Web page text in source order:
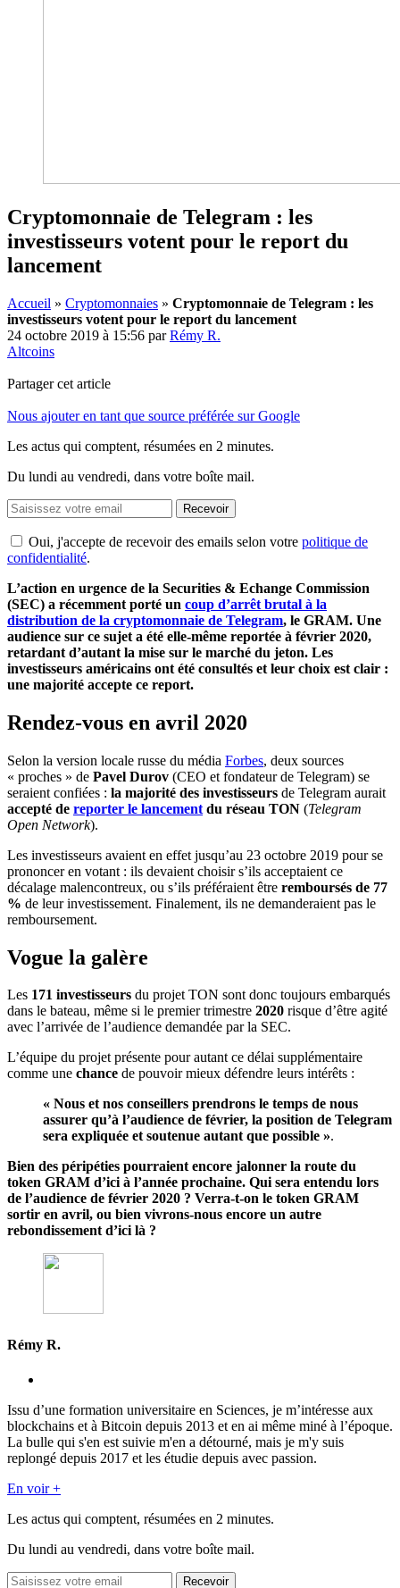
Cryptomonnaie de Telegram : les
investisseurs votent pour le report du
lancement
Accueil » Cryptomonnaies » Cryptomonnaie de Telegram : les
investisseurs votent pour le report du lancement
24 octobre 2019 à 15:56 parRémy R.
Altcoins
Partager cet article
Nous ajouter en tant que source préférée sur Google
Les actus qui comptent, résumées en 2 minutes.
Du lundi au vendredi, dans votre boîte mail.
Recevoir
Oui, j'accepte de recevoir des emails selon votre politique de
confidentialité.
L’action en urgence de la Securities & Echange Commission
(SEC) a récemment porté un coup d’arrêt brutal à la
distribution de la cryptomonnaie de Telegram, le GRAM. Une
audience sur ce sujet a été elle-même reportée à février 2020,
retardant d’autant la mise sur le marché du jeton. Les
investisseurs américains ont été consultés et leur choix est clair :
une majorité accepte ce report.
Rendez-vous en avril 2020
Selon la version locale russe du média Forbes, deux sources
« proches » de Pavel Durov (CEO et fondateur de Telegram) se
seraient confiées : la majorité des investisseurs de Telegram aurait
accepté de reporter le lancement du réseau TON (Telegram
Open Network).
Les investisseurs avaient en effet jusqu’au 23 octobre 2019 pour se
prononcer en votant : ils devaient choisir s’ils acceptaient ce
décalage malencontreux, ou s’ils préféraient être remboursés de 77
% de leur investissement. Finalement, ils ne demanderaient pas le
remboursement.
Vogue la galère
Les 171 investisseurs du projet TON sont donc toujours embarqués
dans le bateau, même si le premier trimestre 2020 risque d’être agité
avec l’arrivée de l’audience demandée par la SEC.
L’équipe du projet présente pour autant ce délai supplémentaire
comme une chance de pouvoir mieux défendre leurs intérêts :
« Nous et nos conseillers prendrons le temps de nous
assurer qu’à l’audience de février, la position de Telegram
sera expliquée et soutenue autant que possible ».
Bien des péripéties pourraient encore jalonner la route du
token GRAM d’ici à l’année prochaine. Qui sera entendu lors
de l’audience de février 2020 ? Verra-t-on le token GRAM
sortir en avril, ou bien vivrons-nous encore un autre
rebondissement d’ici là ?
Rémy R.
Issu d’une formation universitaire en Sciences, je m’intéresse aux
blockchains et à Bitcoin depuis 2013 et en ai même miné à l’époque.
La bulle qui s'en est suivie m'en a détourné, mais je m'y suis
replongé depuis 2017 et les étudie depuis avec passion.
En voir +
Les actus qui comptent, résumées en 2 minutes.
Du lundi au vendredi, dans votre boîte mail.
Recevoir